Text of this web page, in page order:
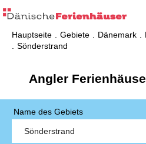
Hauptseite Gebiete Dänemark
Sönderstrand
Angler
Name des Gebiets